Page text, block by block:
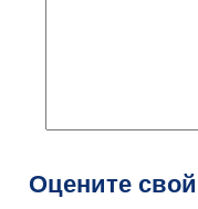
Оцените